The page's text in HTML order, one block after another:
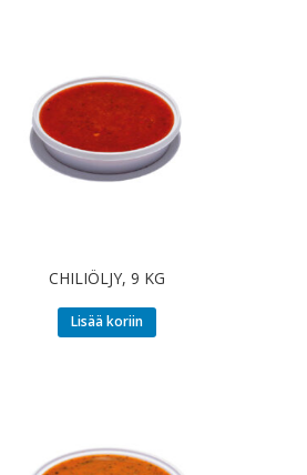
CHILIÖLJY, 9 KG
Lisää koriin